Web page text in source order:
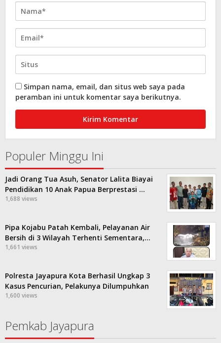
Simpan nama, email, dan situs web saya pada
peramban ini untuk komentar saya berikutnya.
Populer Minggu Ini
Jadi Orang Tua Asuh, Senator Lalita Biayai
Pendidikan 10 Anak Papua Berprestasi …
1,688 views
Pipa Kojabu Patah Kembali, Pelayanan Air
Bersih di 3 Wilayah Terhenti Sementara,…
1,661 views
Polresta Jayapura Kota Berhasil Ungkap 3
Kasus Pencurian, Pelakunya Dilumpuhkan
1,600 views
Pemkab Jayapura